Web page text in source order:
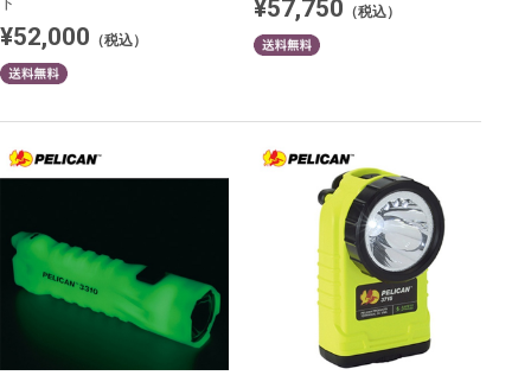
¥52,000 （税込）
¥57,750 （税込）